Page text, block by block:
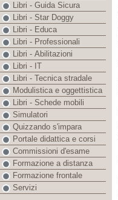
Libri - Guida Sicura
Libri - Star Doggy
Libri - Educa
Libri - Professionali
Libri - Abilitazioni
Libri - IT
Libri - Tecnica stradale
Modulistica e oggettistica
Libri - Schede mobili
Simulatori
Quizzando s'impara
Portale didattica e corsi
Commissioni d'esame
Formazione a distanza
Formazione frontale
Servizi